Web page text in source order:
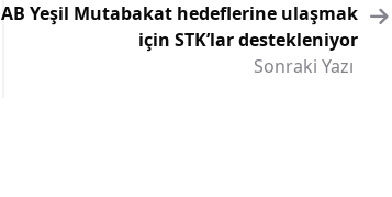
AB Yeşil Mutabakat hedeflerine ulaşmak
için STK’lar destekleniyor
Sonraki Yazı